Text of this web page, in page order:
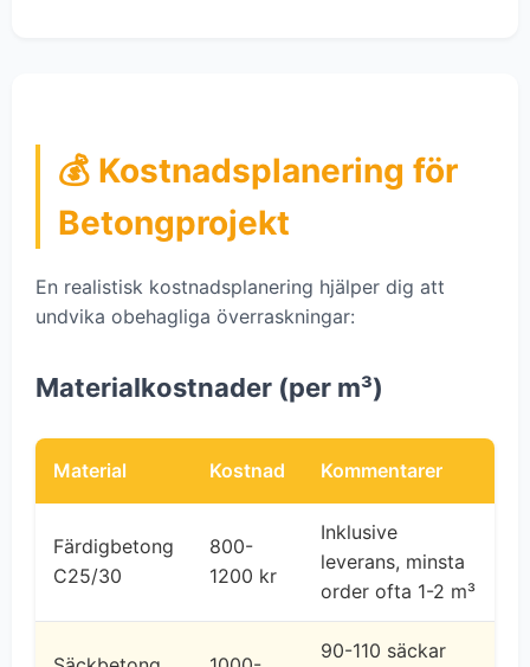
💰 Kostnadsplanering för
Betongprojekt
En realistisk kostnadsplanering hjälper dig att
undvika obehagliga överraskningar:
Materialkostnader (per m³)
Material Kostnad Kommentarer
Färdigbetong
C25/30
800-
1200 kr
Inklusive
leverans, minsta
order ofta 1-2 m³
90-110 säckar